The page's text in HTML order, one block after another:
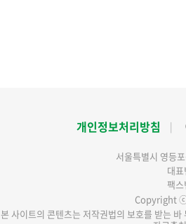
개인정보처리방침
서울특별시 영등
대
팩
Copyright
본 사이트의 콘텐츠는 저작권법의 보호를 받는